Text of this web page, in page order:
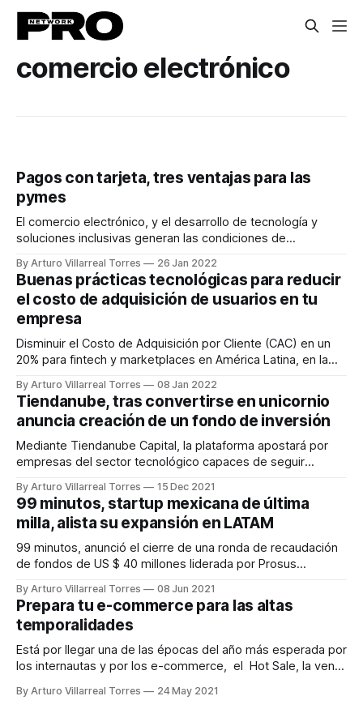
comercio electrónico
Pagos con tarjeta, tres ventajas para las
pymes
El comercio electrónico, y el desarrollo de tecnología y
soluciones inclusivas generan las condiciones de
prosperar en la economía digital. En el primer año de la
pandemia el número de negocios de este sector que se
digitalizaron por primera vez superó el
By Arturo Villarreal Torres 26 Jan 2022
Buenas prácticas tecnológicas para reducir
el costo de adquisición de usuarios en tu
empresa
Disminuir el Costo de Adquisición por Cliente (CAC) en un
20% para fintech y marketplaces en América Latina, en la
de ahorro al mes.
By Arturo Villarreal Torres 08 Jan 2022
Tiendanube, tras convertirse en unicornio
anuncia creación de un fondo de inversión
Mediante Tiendanube Capital, la plataforma apostará por
empresas del sector tecnológico capaces de seguir
eCommerce en la región.
By Arturo Villarreal Torres 15 Dec 2021
99 minutos, startup mexicana de última
milla, alista su expansión en LATAM
99 minutos, anunció el cierre de una ronda de recaudación
de fondos de US $ 40 millones liderada por Prosus
fortalecer su posición en los mercados actuales y a
continuar su expansión en toda América Latina
By Arturo Villarreal Torres 08 Jun 2021
Prepara tu e-commerce para las altas
temporalidades
Está por llegar una de las épocas del año más esperada por
los internautas y por los e-commerce, el Hot Sale, la venta
de artículos de moda, uso personal, tecnología,
By Arturo Villarreal Torres 24 May 2021